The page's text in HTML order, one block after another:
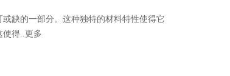
缺的一部分。这种独特的材料特性使得它
使得..更多